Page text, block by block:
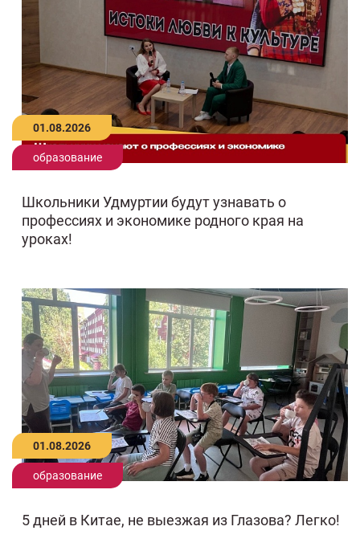
01.08.2026
образование
Школьники Удмуртии будут узнавать о
профессиях и экономике родного края на
уроках!
01.08.2026
образование
5 дней в Китае, не выезжая из Глазова? Легко!